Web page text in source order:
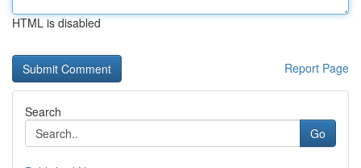
HTML is disabled
Report Page
Search
Go